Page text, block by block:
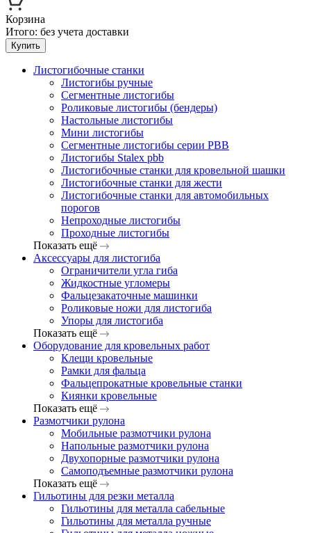
Корзина
Итого: без учета доставки
Купить
Листогибочные станки
Листогибы ручные
Сегментные листогибы
Роликовые листогибы (бендеры)
Настольные листогибы
Мини листогибы
Сегментные листогибы серии PBB
Листогибы Stalex pbb
Листогибочные станки для кровельной шашки
Листогибочные станки для жести
Листогибочные станки для автомобильных
порогов
Непроходные листогибы
Проходные листогибы
Показать ещё
Аксессуары для листогиба
Ограничители угла гиба
Жидкостные угломеры
Фальцезакаточные машинки
Роликовые ножи для листогиба
Упоры для листогиба
Показать ещё
Оборудование для кровельных работ
Клещи кровельные
Рамки для фальца
Фальцепрокатные кровельные станки
Киянки кровельные
Показать ещё
Размотчики рулона
Мобильные размотчики рулона
Напольные размотчики рулона
Двухопорные размотчики рулона
Самоподъемные размотчики рулона
Показать ещё
Гильотины для резки металла
Гильотины для металла сабельные
Гильотины для металла ручные